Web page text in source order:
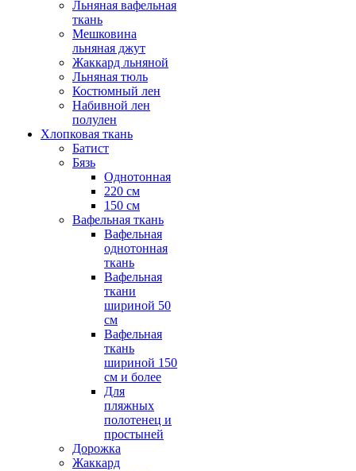
Льняная вафельная
ткань
Мешковина
льняная джут
Жаккард льняной
Льняная тюль
Костюмный лен
Набивной лен
полулен
Хлопковая ткань
Батист
Бязь
Однотонная
220 см
150 см
Вафельная ткань
Вафельная
однотонная
ткань
Вафельная
ткани
шириной 50
см
Вафельная
ткань
шириной 150
см и более
Для
пляжных
полотенец и
простыней
Дорожка
Жаккард